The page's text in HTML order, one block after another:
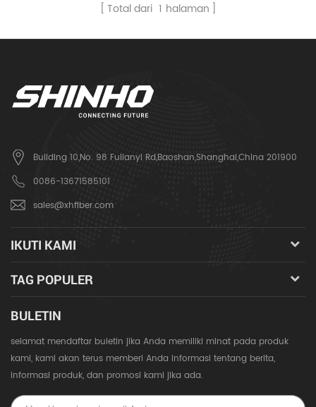
Total dari 1 halaman
Building 10,No. 98 Fulianyi Rd,Baoshan,Shanghai,China 201900
0086-13671585101
sales@xhfiber.com
IKUTI KAMI
TAG POPULER
BULETIN
selamat mendaftar buletin jika Anda memiliki minat pada produk
kami, kami akan terus memberi Anda informasi tentang berita,
informasi produk, dan promosi kami jika ada.